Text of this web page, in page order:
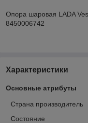
Опора шаровая LADA
8450006742
Характеристики
Основные атрибуты
Страна производитель
Состояние